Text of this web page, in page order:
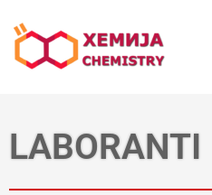
LABORANTI